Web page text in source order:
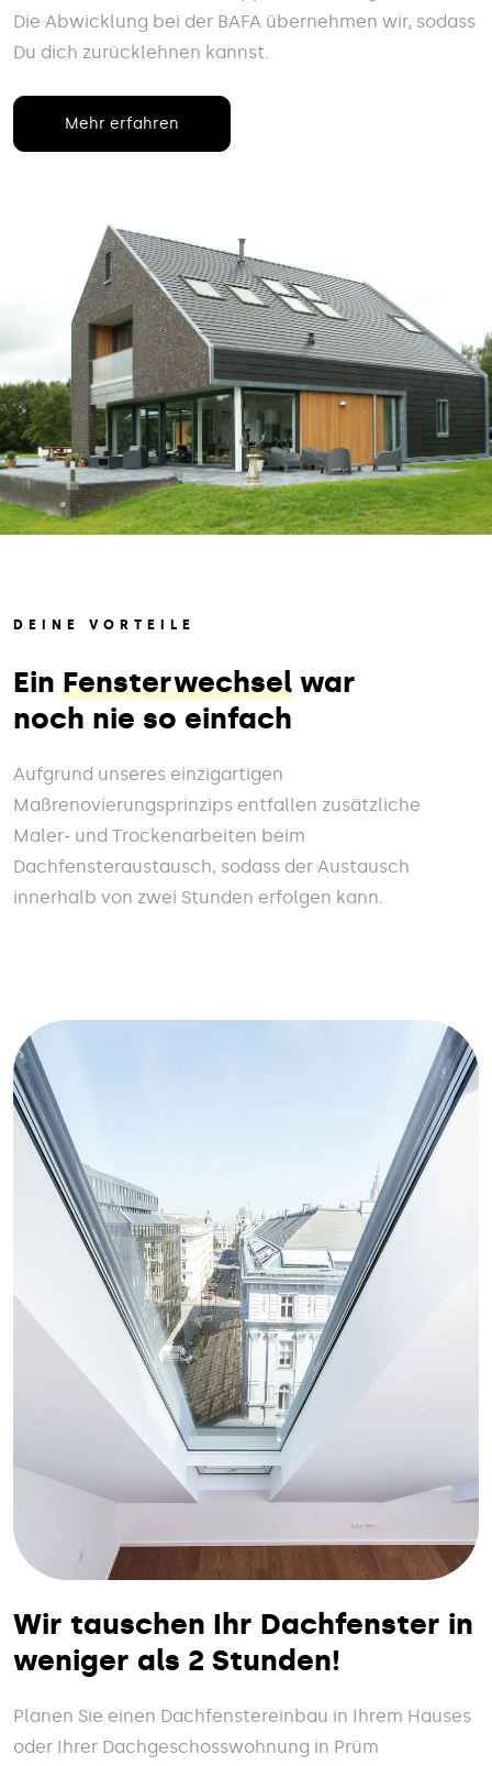
Die Abwicklung bei der BAFA übernehmen wir, sodass
Du dich zurücklehnen kannst.
Mehr erfahren
DEINE VORTEILE
Ein Fensterwechsel war
noch nie so einfach
Aufgrund unseres einzigartigen
Maßrenovierungsprinzips entfallen zusätzliche
Maler- und Trockenarbeiten beim
Dachfensteraustausch, sodass der Austausch
innerhalb von zwei Stunden erfolgen kann.
Wir tauschen Ihr Dachfenster in
weniger als 2 Stunden!
Planen Sie einen Dachfenstereinbau in Ihrem Hauses
oder Ihrer Dachgeschosswohnung in Prüm